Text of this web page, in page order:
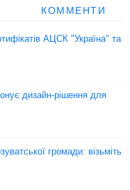
КОММЕНТИ
АЦСК "Україна" та
дизайн-рішення для
громади: візьміть